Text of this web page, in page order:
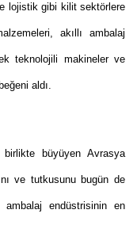
lojistik gibi kilit sektörlere
akıllı ambalaj
teknolojili makineler ve
aldı.
birlikte büyüyen Avrasya
ve tutkusunu bugün de
endüstrisinin en